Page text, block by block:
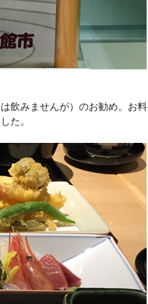
飲みませんが）のお勧め。お料
た。